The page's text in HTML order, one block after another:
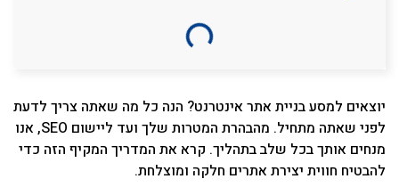
יוצאים למסע בניית אתר אינטרנט? הנה כל מה שאתה צריך לדעת
לפני שאתה מתחיל. מהבהרת המטרות שלך ועד ליישום SEO, אנו
מנחים אותך בכל שלב בתהליך. קרא את המדריך המקיף הזה כדי
להבטיח חווית יצירת אתרים חלקה ומוצלחת.